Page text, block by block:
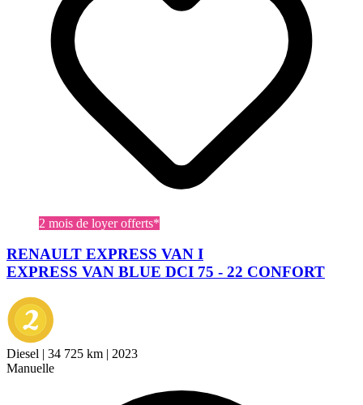
2 mois de loyer offerts*
RENAULT EXPRESS VAN I
EXPRESS VAN BLUE DCI 75 - 22 CONFORT
Diesel | 34 725 km | 2023
Manuelle